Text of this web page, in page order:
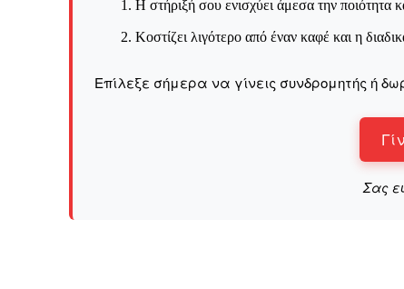
Η στήριξή σου ενισχύει άμεσα την ποιότητα
Κοστίζει λιγότερο από έναν καφέ και η
Επίλεξε σήμερα να γίνεις συνδρομητής ή
Σας